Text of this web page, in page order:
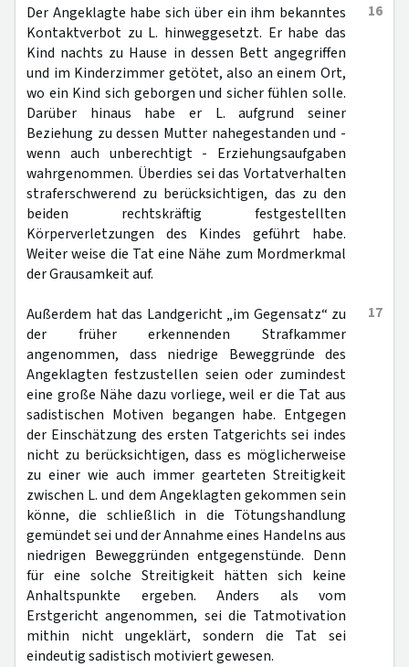
16
Der Angeklagte habe sich über ein ihm bekanntes
Kontaktverbot zu L. hinweggesetzt. Er habe das
Kind nachts zu Hause in dessen Bett angegriffen
und im Kinderzimmer getötet, also an einem Ort,
wo ein Kind sich geborgen und sicher fühlen solle.
Darüber hinaus habe er L. aufgrund seiner
Beziehung zu dessen Mutter nahegestanden und -
wenn auch unberechtigt - Erziehungsaufgaben
wahrgenommen. Überdies sei das Vortatverhalten
straferschwerend zu berücksichtigen, das zu den
beiden rechtskräftig festgestellten
Körperverletzungen des Kindes geführt habe.
Weiter weise die Tat eine Nähe zum Mordmerkmal
der Grausamkeit auf.
17
Außerdem hat das Landgericht „im Gegensatz“ zu
der früher erkennenden Strafkammer
angenommen, dass niedrige Beweggründe des
Angeklagten festzustellen seien oder zumindest
eine große Nähe dazu vorliege, weil er die Tat aus
sadistischen Motiven begangen habe. Entgegen
der Einschätzung des ersten Tatgerichts sei indes
nicht zu berücksichtigen, dass es möglicherweise
zu einer wie auch immer gearteten Streitigkeit
zwischen L. und dem Angeklagten gekommen sein
könne, die schließlich in die Tötungshandlung
gemündet sei und der Annahme eines Handelns aus
niedrigen Beweggründen entgegenstünde. Denn
für eine solche Streitigkeit hätten sich keine
Anhaltspunkte ergeben. Anders als vom
Erstgericht angenommen, sei die Tatmotivation
mithin nicht ungeklärt, sondern die Tat sei
eindeutig sadistisch motiviert gewesen.